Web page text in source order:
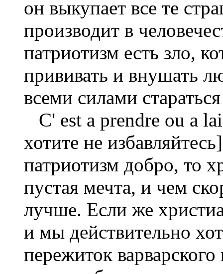
он выкупает все те
производит в
патриотизм есть зло,
прививать и внушать
всеми силами
С' est a prendre ou a
хотите не
патриотизм добро, то
пустая мечта, и чем
лучше. Если же
и мы действительно
пережиток